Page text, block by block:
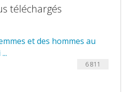
téléchargés
et des hommes au
6 811